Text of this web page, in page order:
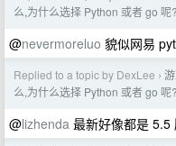
么,为什么选择 Python 或者 go 呢?
@nevermoreluo 貌似网易
Replied to a topic by DexLee ›
么,为什么选择 Python 或者 go 呢?
@lizhenda 最新好像都是 5.5